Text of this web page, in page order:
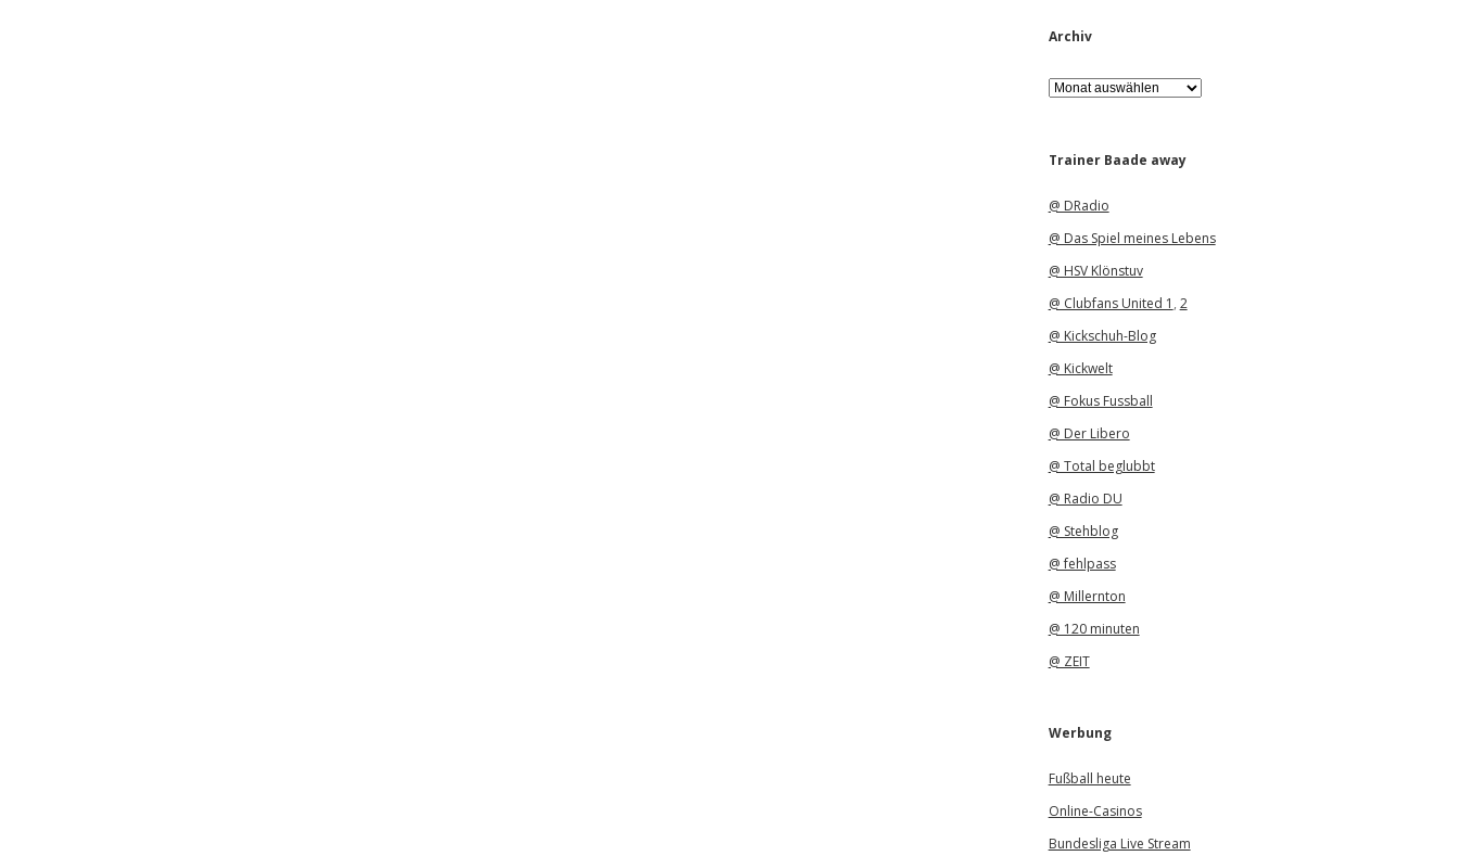
Archiv
A
r
iTrainer Baade away
@ DRadio
@ Das Spiel meines Lebens
@ HSV Klönstuv
@ Clubfans United 1 , 2
@ Kickschuh-Blog
@ Kickwelt
@ Fokus Fussball
@ Der Libero
@ Total beglubbt
@ Radio DU
@ Stehblog
@ fehlpass
@ Millernton
@ 120 minuten
@ ZEIT
Werbung
Fußball heute
Online-Casinos
Bundesliga Live Stream